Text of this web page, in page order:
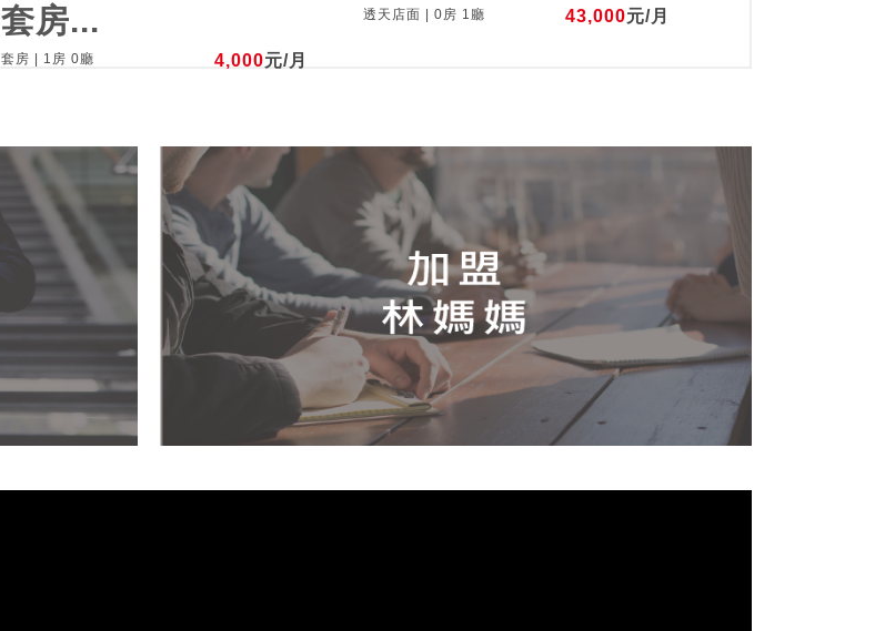
套房...
套房 | 1房 0廳 4,000元/月
透天店面 | 0房 1廳 43,000元/月